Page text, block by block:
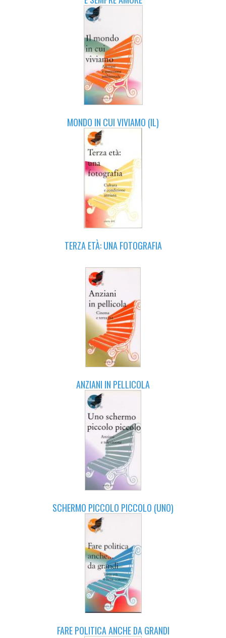
MONDO IN CUI VIVIAMO (IL)
TERZA ETÀ: UNA FOTOGRAFIA
ANZIANI IN PELLICOLA
SCHERMO PICCOLO PICCOLO (UNO)
FARE POLITICA ANCHE DA GRANDI